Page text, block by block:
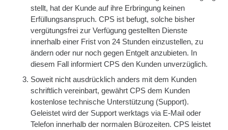
stellt, hat der Kunde auf ihre Erbringung keinen
Erfüllungsanspruch. CPS ist befugt, solche bisher
vergütungsfrei zur Verfügung gestellten Dienste
innerhalb einer Frist von 24 Stunden einzustellen, zu
ändern oder nur noch gegen Entgelt anzubieten. In
diesem Fall informiert CPS den Kunden unverzüglich.
Soweit nicht ausdrücklich anders mit dem Kunden
schriftlich vereinbart, gewährt CPS dem Kunden
kostenlose technische Unterstützung (Support).
Geleistet wird der Support werktags via E-Mail oder
Telefon innerhalb der normalen Bürozeiten. CPS leistet